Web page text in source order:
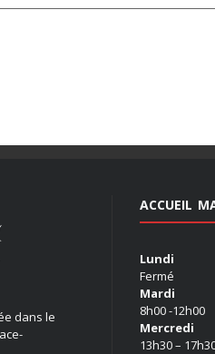
dans le
ACCUEIL
Lundi
Fermé
Mardi
8h00 -12h00
Mercredi
13h30 –